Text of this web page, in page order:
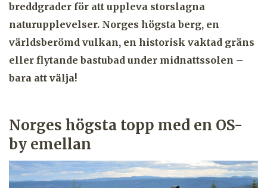
breddgrader för att uppleva storslagna
naturupplevelser. Norges högsta berg, en
världsberömd vulkan, en historisk vaktad gräns
eller flytande bastubad under midnattssolen –
bara att välja!
Norges högsta topp med en OS-
by emellan